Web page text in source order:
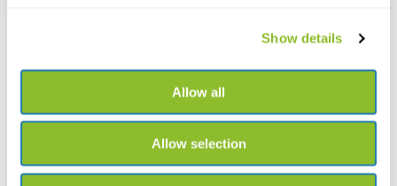
Show details
Allow all
Allow selection
HI4014 Ionenselektive
selective electrode is ...
HI4112 Ionenselektive
Elektrode für Blei...
selective electrode is a...